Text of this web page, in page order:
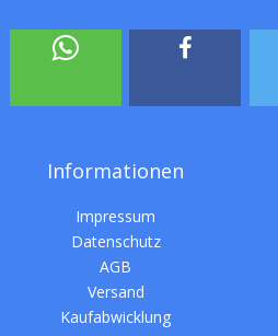
Informationen
Impressum
Datenschutz
AGB
Versand
Kaufabwicklung